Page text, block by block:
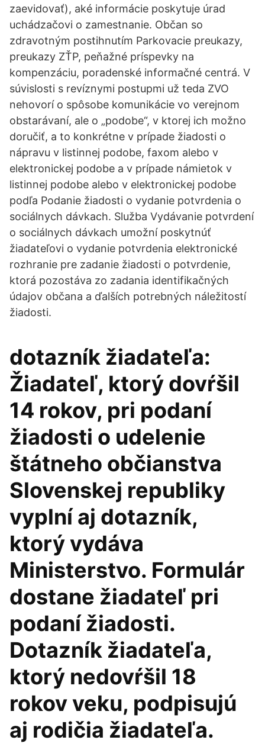
zaevidovať), aké informácie poskytuje úrad
uchádzačovi o zamestnanie. Občan so
zdravotným postihnutím Parkovacie preukazy,
preukazy ZŤP, peňažné príspevky na
kompenzáciu, poradenské informačné centrá. V
súvislosti s revíznymi postupmi už teda ZVO
nehovorí o spôsobe komunikácie vo verejnom
obstarávaní, ale o „podobe“, v ktorej ich možno
doručiť, a to konkrétne v prípade žiadosti o
nápravu v listinnej podobe, faxom alebo v
elektronickej podobe a v prípade námietok v
listinnej podobe alebo v elektronickej podobe
podľa Podanie žiadosti o vydanie potvrdenia o
sociálnych dávkach. Služba Vydávanie potvrdení
o sociálnych dávkach umožní poskytnúť
žiadateľovi o vydanie potvrdenia elektronické
rozhranie pre zadanie žiadosti o potvrdenie,
ktorá pozostáva zo zadania identifikačných
údajov občana a ďalších potrebných náležitostí
žiadosti.
dotazník žiadateľa:
Žiadateľ, ktorý dovŕšil
14 rokov, pri podaní
žiadosti o udelenie
štátneho občianstva
Slovenskej republiky
vyplní aj dotazník,
ktorý vydáva
Ministerstvo. Formulár
dostane žiadateľ pri
podaní žiadosti.
Dotazník žiadateľa,
ktorý nedovŕšil 18
rokov veku, podpisujú
aj rodičia žiadateľa.